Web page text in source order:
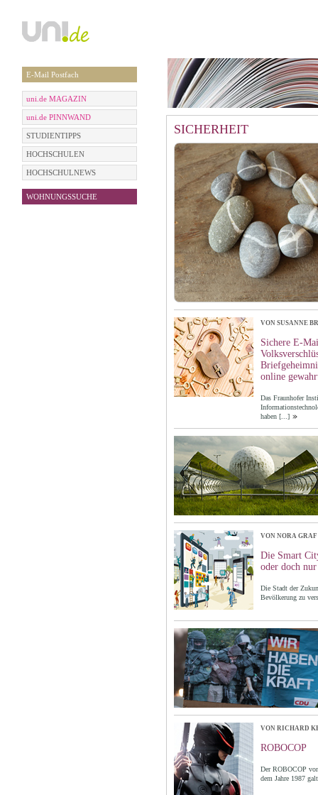
E-Mail Postfach
uni.de MAGAZIN
uni.de PINNWAND
STUDIENTIPPS
HOCHSCHULEN
HOCHSCHULNEWS
WOHNUNGSSUCHE
SICHERHEIT
VON SUSANNE
Sichere E-
online
Das Fraunhofer
haben [...]
VON NORA GRAF
Die Smart
oder doch
Die Stadt der
Bevölkerung zu
VON RICHARD
ROBOCOP
Der ROBOCOP
dem Jahre 1987